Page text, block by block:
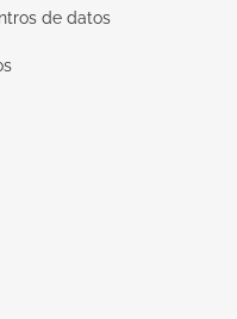
de datos